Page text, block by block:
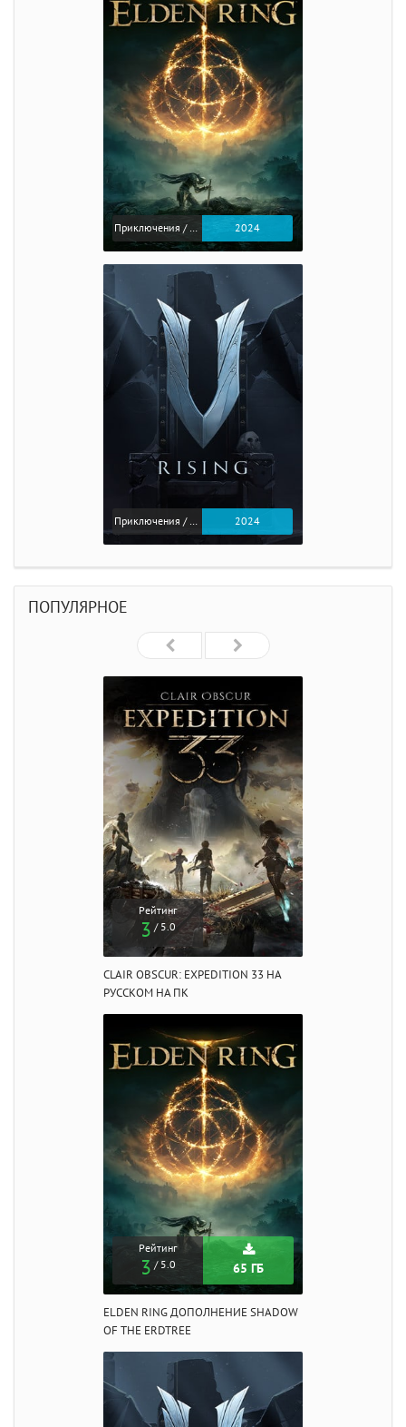
2024
2024
ПОПУЛЯРНОЕ
Рейтинг
3 / 5.0
CLAIR OBSCUR: EXPEDITION 33 НА
РУССКОМ НА ПК
Рейтинг
3 / 5.0 65 ГБ
ELDEN RING ДОПОЛНЕНИЕ SHADOW
OF THE ERDTREE